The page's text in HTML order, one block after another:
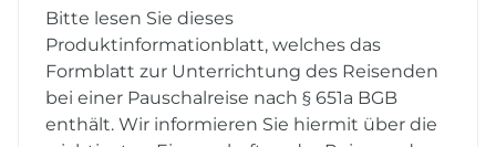
Bitte lesen Sie dieses
Produktinformationblatt, welches das
Formblatt zur Unterrichtung des Reisenden
bei einer Pauschalreise nach § 651a BGB
enthält. Wir informieren Sie hiermit über die